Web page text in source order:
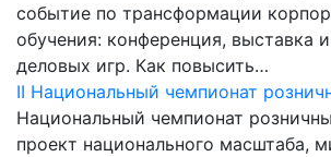
событие по трансформации
обучения: конференция, выставка
деловых игр. Как повысить…
II Национальный чемпионат
Национальный чемпионат
проект национального масштаба,